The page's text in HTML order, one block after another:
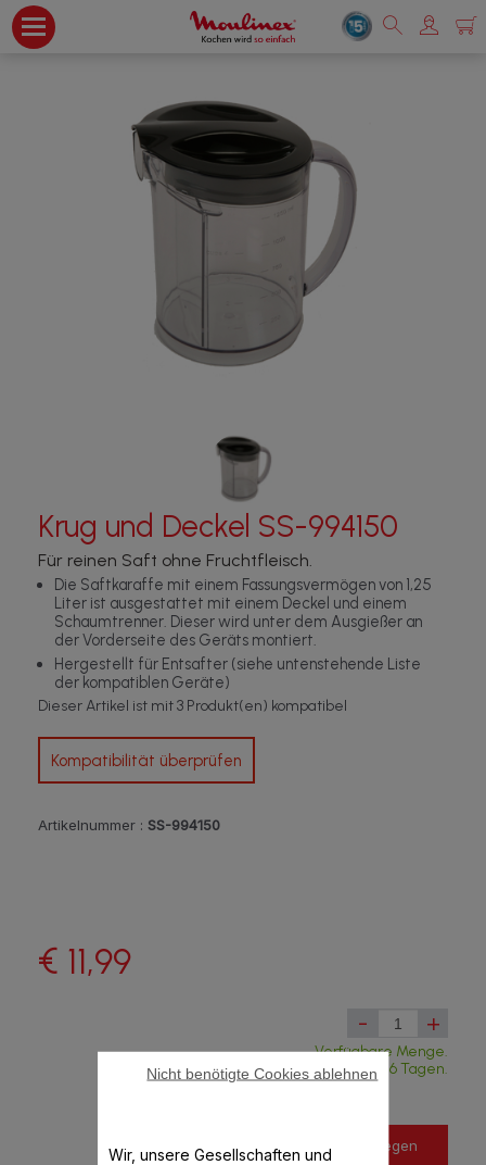
Krug und Deckel SS-994150
Für reinen Saft ohne Fruchtfleisch.
Die Saftkaraffe mit einem Fassungsvermögen von 1,25
Liter ist ausgestattet mit einem Deckel und einem
Schaumtrenner. Dieser wird unter dem Ausgießer an
der Vorderseite des Geräts montiert.
Hergestellt für Entsafter (siehe untenstehende Liste
der kompatiblen Geräte)
Dieser Artikel ist mit 3 Produkt(en) kompatibel
Kompatibilität überprüfen
Artikelnummer : SS-994150
€ 11,99
- +
Verfügbare Menge.
Lieferung in weniger als 6 Tagen.
In den Warenkorb legen
Wir, unsere Gesellschaften und
Nicht benötigte Cookies ablehnen